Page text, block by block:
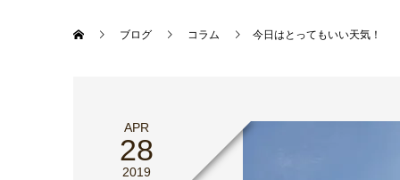
ブログ コラム 今日はとってもいい天気！
APR
28
2019